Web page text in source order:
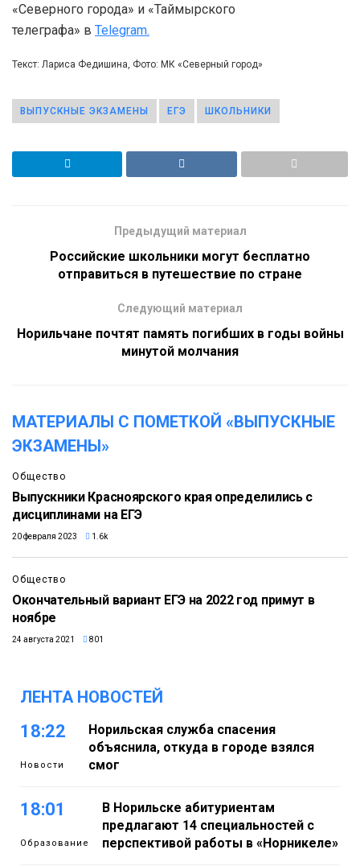
«Северного города» и «Таймырского
телеграфа» в Telegram.
Текст: Лариса Федишина, Фото: МК «Северный город»
ВЫПУСКНЫЕ ЭКЗАМЕНЫ ЕГЭ ШКОЛЬНИКИ
Предыдущий материал
Российские школьники могут бесплатно
отправиться в путешествие по стране
Следующий материал
Норильчане почтят память погибших в годы войны
минутой молчания
МАТЕРИАЛЫ С ПОМЕТКОЙ «ВЫПУСКНЫЕ
ЭКЗАМЕНЫ»
Общество
Выпускники Красноярского края определились с
дисциплинами на ЕГЭ
20 февраля 2023 1.6k
Общество
Окончательный вариант ЕГЭ на 2022 год примут в
ноябре
24 августа 2021 801
ЛЕНТА НОВОСТЕЙ
18:22
Новости
Норильская служба спасения
объяснила, откуда в городе взялся
смог
18:01
Образование
В Норильске абитуриентам
предлагают 14 специальностей с
перспективой работы в «Норникеле»